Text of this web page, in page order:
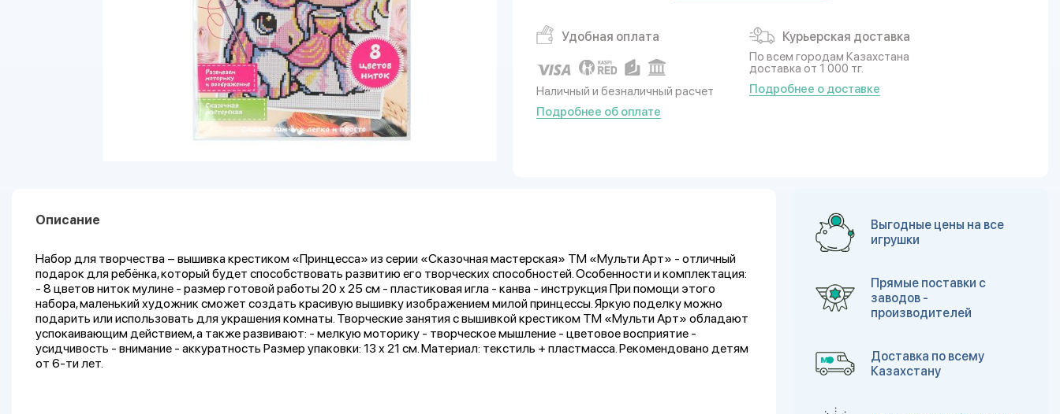
Удобная оплата
Наличный и безналичный расчет
Подробнее об оплате
Курьерская доставка
По всем городам Казахстана
доставка от 1 000 тг.
Подробнее о доставке
Описание
Набор для творчества – вышивка крестиком «Принцесса» из серии «Сказочная мастерская» ТМ «Мульти Арт» - отличный
подарок для ребёнка, который будет способствовать развитию его творческих способностей. Особенности и комплектация:
- 8 цветов ниток мулине - размер готовой работы 20 х 25 см - пластиковая игла - канва - инструкция При помощи этого
набора, маленький художник сможет создать красивую вышивку изображением милой принцессы. Яркую поделку можно
подарить или использовать для украшения комнаты. Творческие занятия с вышивкой крестиком ТМ «Мульти Арт» обладают
успокаивающим действием, а также развивают: - мелкую моторику - творческое мышление - цветовое восприятие -
усидчивость - внимание - аккуратность Размер упаковки: 13 х 21 см. Материал: текстиль + пластмасса. Рекомендовано детям
от 6-ти лет.
Выгодные цены на все
игрушки
Прямые поставки с
заводов -
производителей
Доставка по всему
Казахстану